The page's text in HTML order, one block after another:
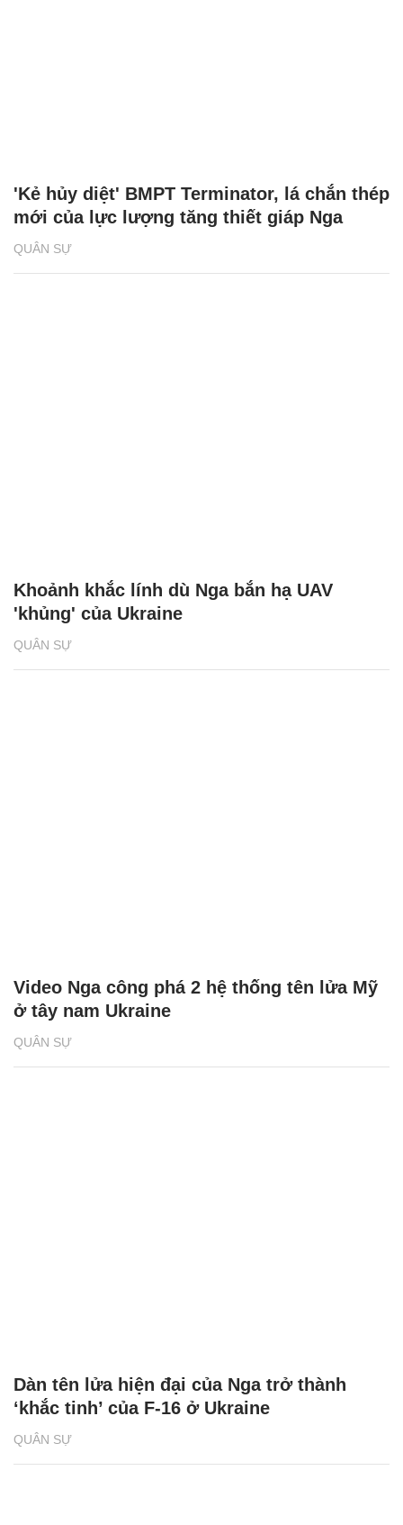
QUÂN SỰ
'Kẻ hủy diệt' BMPT Terminator, lá chắn thép
mới của lực lượng tăng thiết giáp Nga
QUÂN SỰ
Khoảnh khắc lính dù Nga bắn hạ UAV
'khủng' của Ukraine
QUÂN SỰ
Video Nga công phá 2 hệ thống tên lửa Mỹ
ở tây nam Ukraine
QUÂN SỰ
Dàn tên lửa hiện đại của Nga trở thành
‘khắc tinh’ của F-16 ở Ukraine